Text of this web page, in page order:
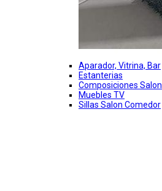
Aparador, Vitrina, Bar
Estanterias
Composiciones Salon
Muebles TV
Sillas Salon Comedor